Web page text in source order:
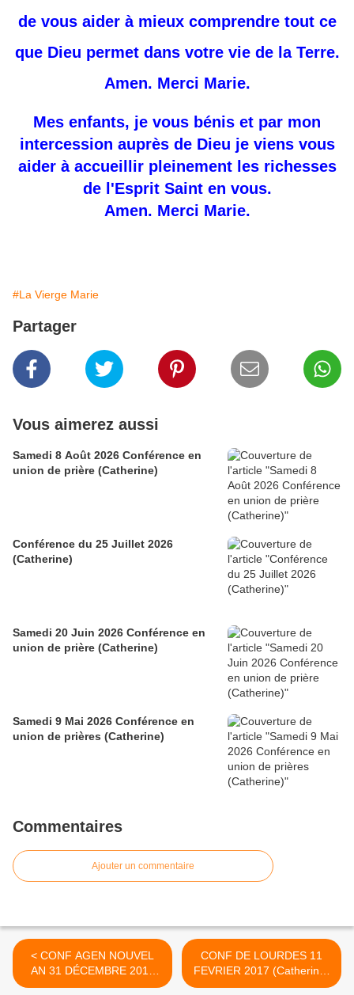
de vous aider à mieux comprendre tout ce
que Dieu permet dans votre vie de la Terre.
Amen. Merci Marie.
Mes enfants, je vous bénis et par mon
intercession auprès de Dieu je viens vous
aider à accueillir pleinement les richesses
de l'Esprit Saint en vous.
Amen. Merci Marie.
#La Vierge Marie
Partager
Vous aimerez aussi
Samedi 8 Août 2026 Conférence en
union de prière (Catherine)
Conférence du 25 Juillet 2026
(Catherine)
Samedi 20 Juin 2026 Conférence en
union de prière (Catherine)
Samedi 9 Mai 2026 Conférence en
union de prières (Catherine)
Commentaires
Ajouter un commentaire
< CONF AGEN NOUVEL
AN 31 DÉCEMBRE 2016
(Catherine)
CONF DE LOURDES 11
FEVRIER 2017 (Catherine)
>